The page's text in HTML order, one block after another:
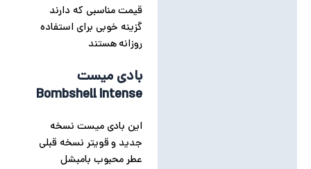
قیمت مناسبی که دارند
گزینه خوبی برای استفاده
روزانه هستند
بادی میست
Bombshell Intense
این بادی میست نسخه
جدید و قویتر نسخه قبلی
عطر محبوب بامبشل